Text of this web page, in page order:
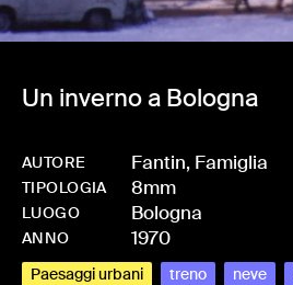
Un inverno a Bologna
AUTORE Fantin, Famiglia
TIPOLOGIA 8mm
LUOGO Bologna
ANNO 1970
Paesaggi urbani treno neve